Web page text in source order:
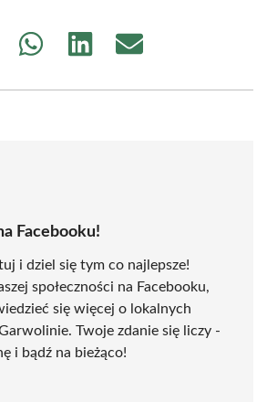
Share
Share
Share
Facebooku!
i dziel się tym co najlepsze!
społeczności na Facebooku,
się więcej o lokalnych
Twoje zdanie się liczy -
i bądź na bieżąco!